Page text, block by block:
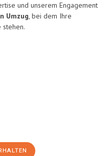
und unserem Engagement
Umzug, bei dem Ihre